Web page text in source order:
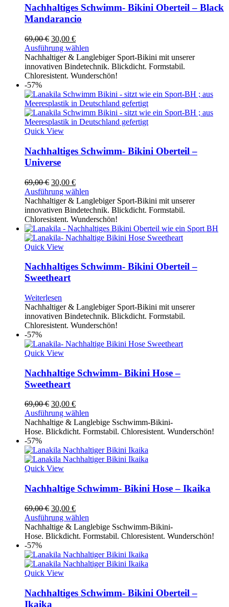
Nachhaltiges Schwimm- Bikini Oberteil – Black
Mandarancio
69,00€ Ursprünglicher
Preis
war:
69,00 €
30,00 €Aktueller
Preis
ist:
30,00 €.
Ausführung wählen
Nachhaltiger & Langlebiger Sport-Bikini mit unserer
innovativen Bindetechnik. Blickdicht. Formstabil.
Chloresistent. Wunderschön!
-57%
Quick View
Nachhaltiges Schwimm- Bikini Oberteil –
Universe
69,00€ Ursprünglicher
Preis
war:
69,00 €
30,00 €Aktueller
Preis
ist:
30,00 €.
Ausführung wählen
Nachhaltiger & Langlebiger Sport-Bikini mit unserer
innovativen Bindetechnik. Blickdicht. Formstabil.
Chloresistent. Wunderschön!
Quick View
Nachhaltiges Schwimm- Bikini Oberteil –
Sweetheart
Weiterlesen
Nachhaltiger & Langlebiger Sport-Bikini mit unserer
innovativen Bindetechnik. Blickdicht. Formstabil.
Chloresistent. Wunderschön!
-57%
Quick View
Nachhaltige Schwimm- Bikini Hose –
Sweetheart
69,00€ Ursprünglicher
Preis
war:
69,00 €
30,00 €Aktueller
Preis
ist:
30,00 €.
Ausführung wählen
Nachhaltige & Langlebige Sschwimm-Bikini-
Hose. Blickdicht. Formstabil. Chloresistent. Wunderschön!
-57%
Quick View
Nachhaltige Schwimm- Bikini Hose – Ikaika
69,00€ Ursprünglicher
Preis
war:
69,00 €
30,00 €Aktueller
Preis
ist:
30,00 €.
Ausführung wählen
Nachhaltige & Langlebige Sschwimm-Bikini-
Hose. Blickdicht. Formstabil. Chloresistent. Wunderschön!
-57%
Quick View
Nachhaltiges Schwimm- Bikini Oberteil –
Ikaika